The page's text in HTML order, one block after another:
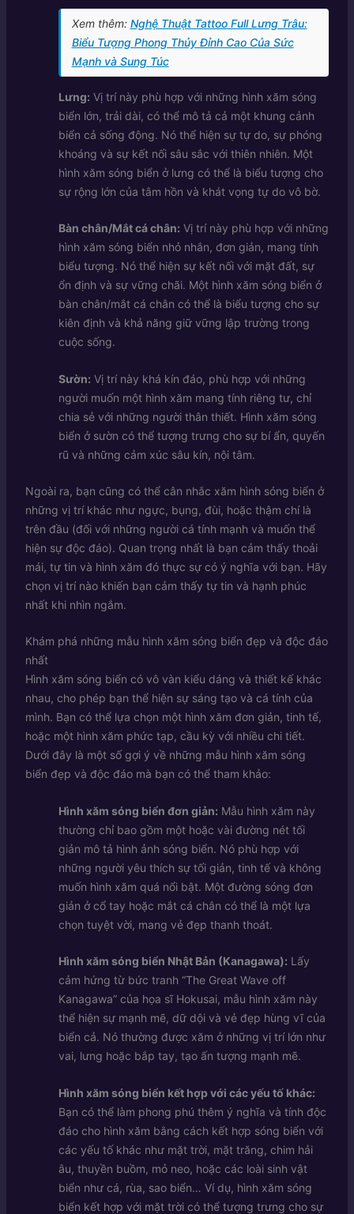
Xem thêm: Nghệ Thuật Tattoo Full Lưng Trâu:
Biểu Tượng Phong Thủy Đỉnh Cao Của Sức
Mạnh và Sung Túc
Lưng: Vị trí này phù hợp với những hình xăm sóng
biển lớn, trải dài, có thể mô tả cả một khung cảnh
biển cả sống động. Nó thể hiện sự tự do, sự phóng
khoáng và sự kết nối sâu sắc với thiên nhiên. Một
hình xăm sóng biển ở lưng có thể là biểu tượng cho
sự rộng lớn của tâm hồn và khát vọng tự do vô bờ.
Bàn chân/Mắt cá chân: Vị trí này phù hợp với những
hình xăm sóng biển nhỏ nhắn, đơn giản, mang tính
biểu tượng. Nó thể hiện sự kết nối với mặt đất, sự
ổn định và sự vững chãi. Một hình xăm sóng biển ở
bàn chân/mắt cá chân có thể là biểu tượng cho sự
kiên định và khả năng giữ vững lập trường trong
cuộc sống.
Sườn: Vị trí này khá kín đáo, phù hợp với những
người muốn một hình xăm mang tính riêng tư, chỉ
chia sẻ với những người thân thiết. Hình xăm sóng
biển ở sườn có thể tượng trưng cho sự bí ẩn, quyến
rũ và những cảm xúc sâu kín, nội tâm.
Ngoài ra, bạn cũng có thể cân nhắc xăm hình sóng biển ở
những vị trí khác như ngực, bụng, đùi, hoặc thậm chí là
trên đầu (đối với những người cá tính mạnh và muốn thể
hiện sự độc đáo). Quan trọng nhất là bạn cảm thấy thoải
mái, tự tin và hình xăm đó thực sự có ý nghĩa với bạn. Hãy
chọn vị trí nào khiến bạn cảm thấy tự tin và hạnh phúc
nhất khi nhìn ngắm.
Khám phá những mẫu hình xăm sóng biển đẹp và độc đáo
nhất
Hình xăm sóng biển có vô vàn kiểu dáng và thiết kế khác
nhau, cho phép bạn thể hiện sự sáng tạo và cá tính của
mình. Bạn có thể lựa chọn một hình xăm đơn giản, tinh tế,
hoặc một hình xăm phức tạp, cầu kỳ với nhiều chi tiết.
Dưới đây là một số gợi ý về những mẫu hình xăm sóng
biển đẹp và độc đáo mà bạn có thể tham khảo:
Hình xăm sóng biển đơn giản: Mẫu hình xăm này
thường chỉ bao gồm một hoặc vài đường nét tối
giản mô tả hình ảnh sóng biển. Nó phù hợp với
những người yêu thích sự tối giản, tinh tế và không
muốn hình xăm quá nổi bật. Một đường sóng đơn
giản ở cổ tay hoặc mắt cá chân có thể là một lựa
chọn tuyệt vời, mang vẻ đẹp thanh thoát.
Hình xăm sóng biển Nhật Bản (Kanagawa): Lấy
cảm hứng từ bức tranh “The Great Wave off
Kanagawa” của họa sĩ Hokusai, mẫu hình xăm này
thể hiện sự mạnh mẽ, dữ dội và vẻ đẹp hùng vĩ của
biển cả. Nó thường được xăm ở những vị trí lớn như
vai, lưng hoặc bắp tay, tạo ấn tượng mạnh mẽ.
Hình xăm sóng biển kết hợp với các yếu tố khác:
Bạn có thể làm phong phú thêm ý nghĩa và tính độc
đáo cho hình xăm bằng cách kết hợp sóng biển với
các yếu tố khác như mặt trời, mặt trăng, chim hải
âu, thuyền buồm, mỏ neo, hoặc các loài sinh vật
biển như cá, rùa, sao biển… Ví dụ, hình xăm sóng
biển kết hợp với mặt trời có thể tượng trưng cho sự